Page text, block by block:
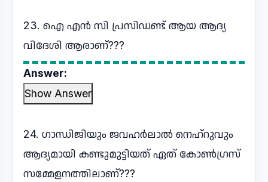
23. ഐ എൻ സി പ്രസിഡണ്ട് ആയ ആദ്യ
വിദേശി ആരാണ്???
Answer:
Show Answer
24. ഗാന്ധിജിയും ജവഹർലാൽ നെഹ്റുവും
ആദ്യമായി കണ്ടുമുട്ടിയത് ഏത് കോൺഗ്രസ്
സമ്മേളനത്തിലാണ്???